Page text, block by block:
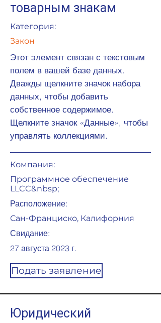
товарным знакам
Категория:
Закон
Этот элемент связан с текстовым
полем в вашей базе данных.
Дважды щелкните значок набора
данных, чтобы добавить
собственное содержимое.
Щелкните значок «Данные», чтобы
управлять коллекциями.
Компания:
Программное обеспечение
LLCC&nbsp;
Расположение:
Сан-Франциско, Калифорния
Свидание:
27 августа 2023 г.
Подать заявление
Юридический